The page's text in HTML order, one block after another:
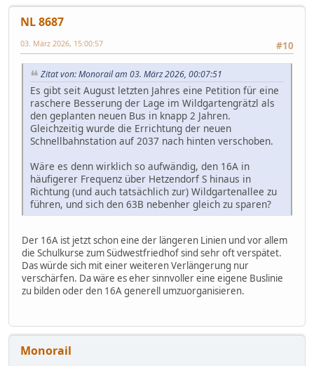
NL 8687
#10
03. März 2026, 15:00:57
Zitat von: Monorail am 03. März 2026, 00:07:51
Es gibt seit August letzten Jahres eine Petition für eine
raschere Besserung der Lage im Wildgartengrätzl als
den geplanten neuen Bus in knapp 2 Jahren.
Gleichzeitig wurde die Errichtung der neuen
Schnellbahnstation auf 2037 nach hinten verschoben.
Wäre es denn wirklich so aufwändig, den 16A in
häufigerer Frequenz über Hetzendorf S hinaus in
Richtung (und auch tatsächlich zur) Wildgartenallee zu
führen, und sich den 63B nebenher gleich zu sparen?
Der 16A ist jetzt schon eine der längeren Linien und vor allem
die Schulkurse zum Südwestfriedhof sind sehr oft verspätet.
Das würde sich mit einer weiteren Verlängerung nur
verschärfen. Da wäre es eher sinnvoller eine eigene Buslinie
zu bilden oder den 16A generell umzuorganisieren.
Monorail